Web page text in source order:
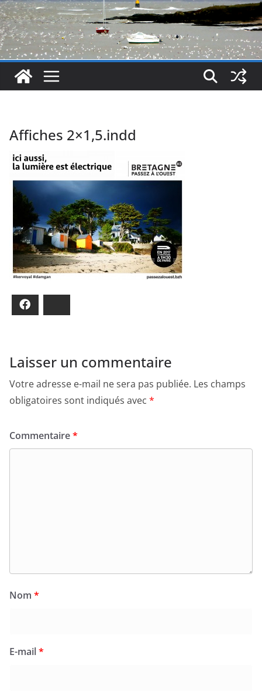
Affiches 2×1,5.indd
Laisser un commentaire
Votre adresse e-mail ne sera pas publiée. Les champs
obligatoires sont indiqués avec *
Commentaire*
Nom *
E-mail*